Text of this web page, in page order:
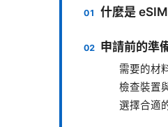
什麼是
申請前的準
需要的材
檢查裝置
選擇合適